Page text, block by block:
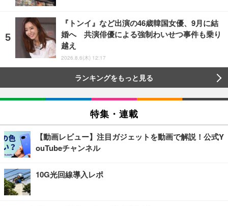
『トンイ』など出演の46歳韓国女優、9月に結
婚へ 共演俳優による強制わいせつ事件も乗り
越え
2026.8.6(木) 12:17
ランキングをもっと見る
特集・連載
【動画レビュー】注目ガジェットを動画で解説！公式Y
ouTubeチャンネル
10G光回線導入レポ